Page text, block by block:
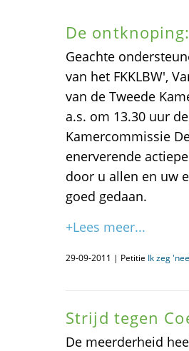
De
Geachte
van het FKKLBW',
van de Tweede
a.s. om 13.30 uur
Kamercommissie
enerverende
door u allen en uw
goed gedaan.
+Lees meer...
29-09-2011 | Petitie Ik zeg
Strijd tegen
De meerderheid